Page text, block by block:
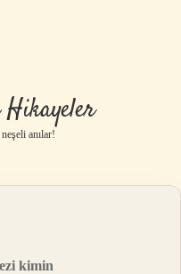
Hikayeler
anılar!
kimin